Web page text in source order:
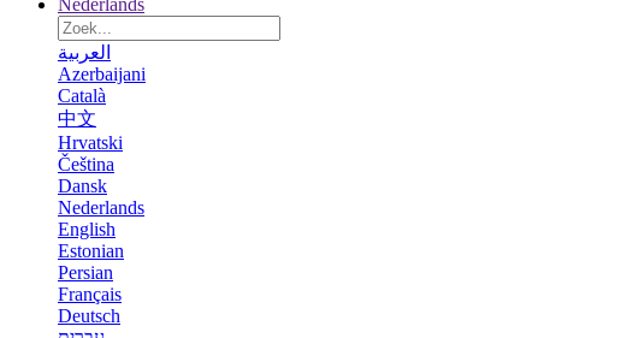
العربية
Azerbaijani
Català
中文
Hrvatski
Čeština
Dansk
Nederlands
English
Estonian
Persian
Français
Deutsch